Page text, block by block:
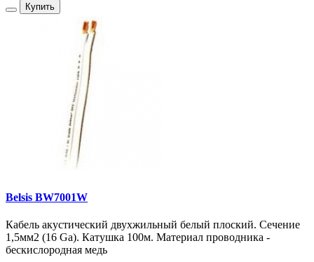
Купить
Belsis BW7001W
Кабель акустический двухжильный белый плоский. Сечение
1,5мм2 (16 Ga). Катушка 100м. Материал проводника -
бескислородная медь